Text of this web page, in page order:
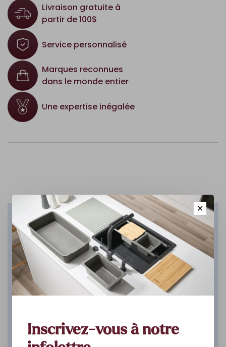
Livraison gratuite à
partir de 100$
Service personnalisé
Marques reconnues
dans le monde entier
Une expertise inégalée
Cuisine
DÉCOUVREZ
✕
Inscrivez-vous à notre